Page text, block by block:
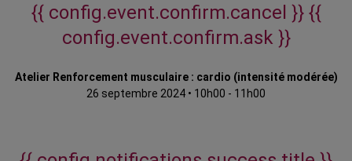
{{ config.event.confirm.cancel }} {{
config.event.confirm.ask }}
Atelier Renforcement musculaire : cardio (intensité modérée)
26 septembre 2024 • 10h00 - 11h00